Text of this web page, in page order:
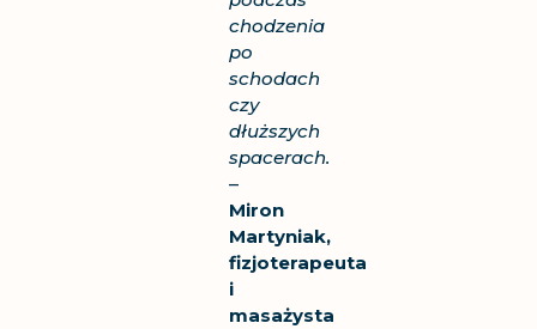
chodzenia
po
schodach
czy
dłuższych
spacerach.
–
Miron
Martyniak,
fizjoterapeuta
i
masażysta